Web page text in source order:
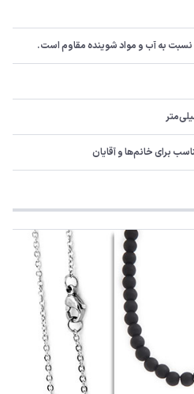
نسبت به آب و مواد شوینده مقاوم است.
خانم‌ها و آقایان